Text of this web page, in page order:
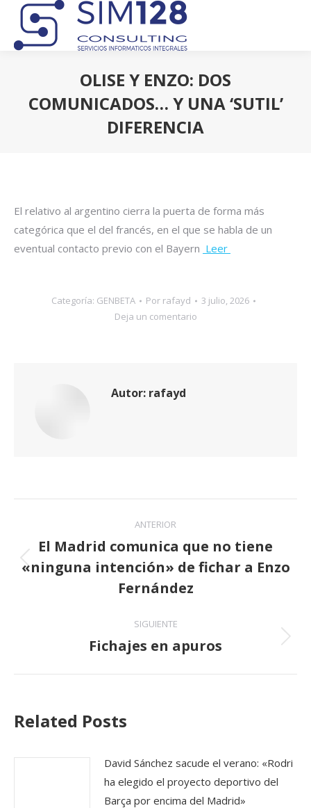
OLISE Y ENZO: DOS
COMUNICADOS… Y UNA ‘SUTIL’
DIFERENCIA
El relativo al argentino cierra la puerta de forma más
categórica que el del francés, en el que se habla de un
eventual contacto previo con el Bayern Leer
Categoría: GENBETA Por rafayd
3 julio, 2026
Deja un comentario
Autor: rafayd
Navegación
entre
publicaciones
ANTERIOR
Publicación
anterior:
El Madrid comunica que no tiene
«ninguna intención» de fichar a Enzo
Fernández
SIGUIENTE
Publicación
Fichajes en apuros
Related Posts
David Sánchez sacude el verano: «Rodri
ha elegido el proyecto deportivo del
Barça por encima del Madrid»